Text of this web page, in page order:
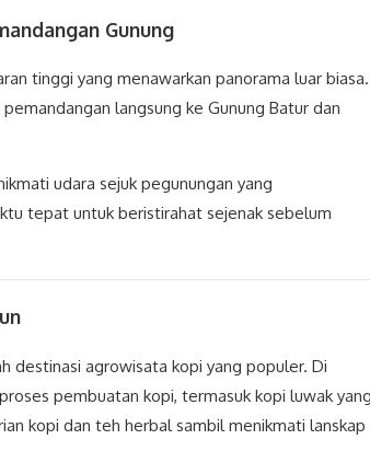
Gunung
tinggi yang menawarkan panorama luar biasa.
langsung ke Gunung Batur dan
udara sejuk pegunungan yang
tepat untuk beristirahat sejenak sebelum
destinasi agrowisata kopi yang populer. Di
pembuatan kopi, termasuk kopi luwak
kopi dan teh herbal sambil menikmati lanskap